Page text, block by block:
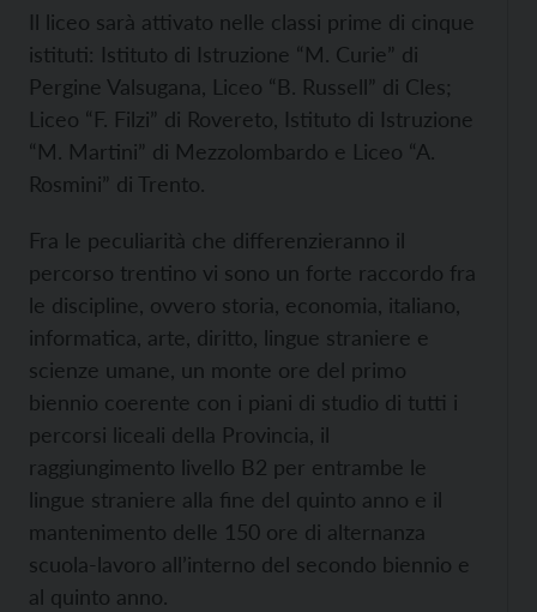
Il liceo sarà attivato nelle classi prime di cinque
istituti: Istituto di Istruzione “M. Curie” di
Pergine Valsugana, Liceo “B. Russell” di Cles;
Liceo “F. Filzi” di Rovereto, Istituto di Istruzione
“M. Martini” di Mezzolombardo e Liceo “A.
Rosmini” di Trento.
Fra le peculiarità che differenzieranno il
percorso trentino vi sono un forte raccordo fra
le discipline, ovvero storia, economia, italiano,
informatica, arte, diritto, lingue straniere e
scienze umane, un monte ore del primo
biennio coerente con i piani di studio di tutti i
percorsi liceali della Provincia, il
raggiungimento livello B2 per entrambe le
lingue straniere alla fine del quinto anno e il
mantenimento delle 150 ore di alternanza
scuola-lavoro all’interno del secondo biennio e
al quinto anno.